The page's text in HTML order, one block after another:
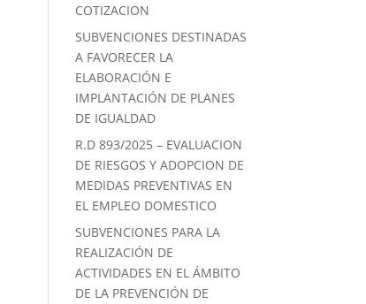
COTIZACION
SUBVENCIONES DESTINADAS
A FAVORECER LA
ELABORACIÓN E
IMPLANTACIÓN DE PLANES
DE IGUALDAD
R.D 893/2025 – EVALUACION
DE RIESGOS Y ADOPCION DE
MEDIDAS PREVENTIVAS EN
EL EMPLEO DOMESTICO
SUBVENCIONES PARA LA
REALIZACIÓN DE
ACTIVIDADES EN EL ÁMBITO
DE LA PREVENCIÓN DE